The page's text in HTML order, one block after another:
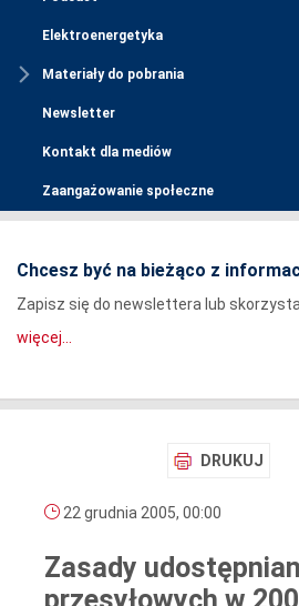
Elektroenergetyka
Materiały do pobrania
Newsletter
Kontakt dla mediów
Zaangażowanie społeczne
Chcesz być na bieżąco z
Zapisz się do newslettera lub
więcej...
DRUKUJ
22 grudnia 2005, 00:00
Zasady